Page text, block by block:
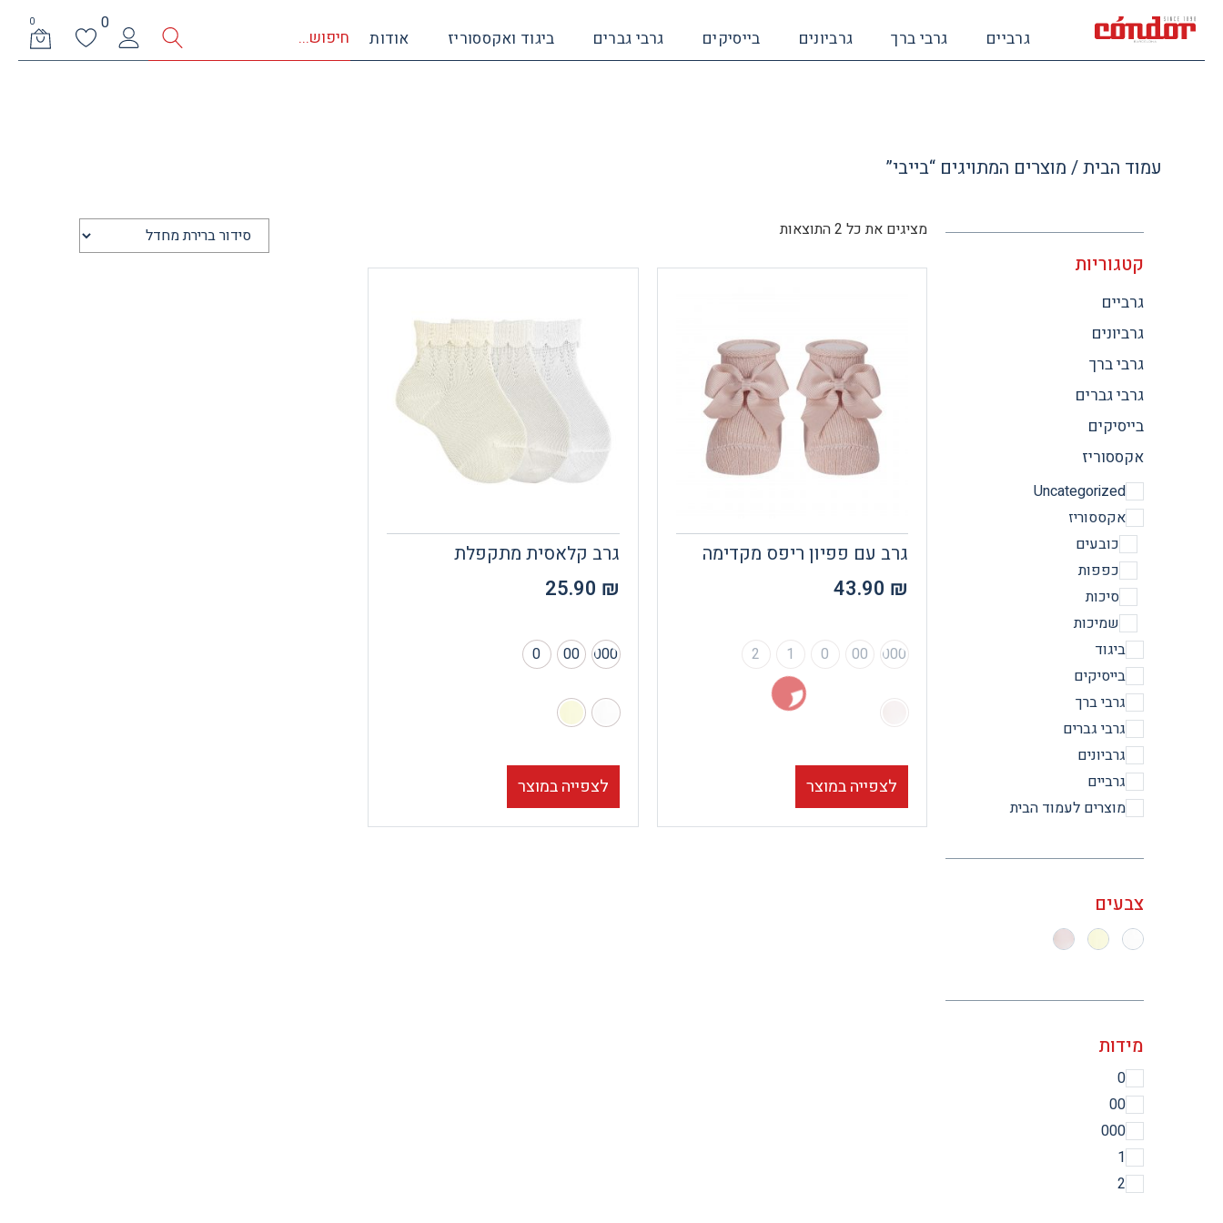
גרביים גרבי ברך גרביונים בייסיקים גרבי גברים ביגוד ואקססוריז אודות
0
0
עמוד הבית/ מוצרים המתויגים “בייבי”
קטגוריות
גרביים
גרביונים
גרבי ברך
גרבי גברים
בייסיקים
אקססוריז
Uncategorized
אקססוריז
כובעים
כפפות
סיכות
שמיכות
ביגוד
בייסיקים
גרבי ברך
גרבי גברים
גרביונים
גרביים
מוצרים לעמוד הבית
צבעים
מידות
0
00
000
1
2
מציגים את כל ⁦2⁩ התוצאות
גרב עם פפיון ריפס מקדימה
43.90 ₪
000
00
0
1
2
לצפייה במוצר
גרב קלאסית מתקפלת
25.90 ₪
000
00
0
לצפייה במוצר